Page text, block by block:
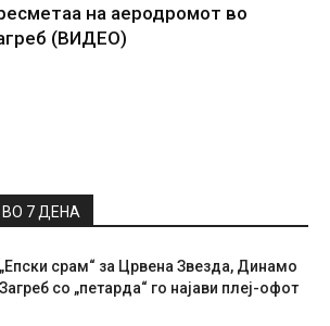
на аеродромот во
(ВИДЕО)
7 ДЕНА
„Епски срам“ за Црвена Звезда, Динамо
Загреб со „петарда“ го најави плеј-офот